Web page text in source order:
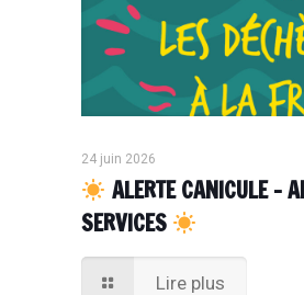
24 juin 2026
ALERTE CANICULE –
SERVICES
Lire plus